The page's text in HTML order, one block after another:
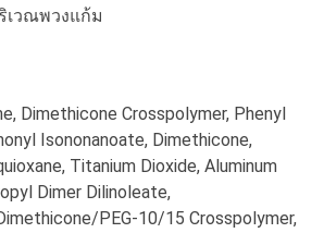
เวณพวงแก้ม
Dimethicone Crosspolymer, Phenyl
Isononanoate, Dimethicone,
Titanium Dioxide, Aluminum
Dimer Dilinoleate,
PEG-10/15 Crosspolymer,